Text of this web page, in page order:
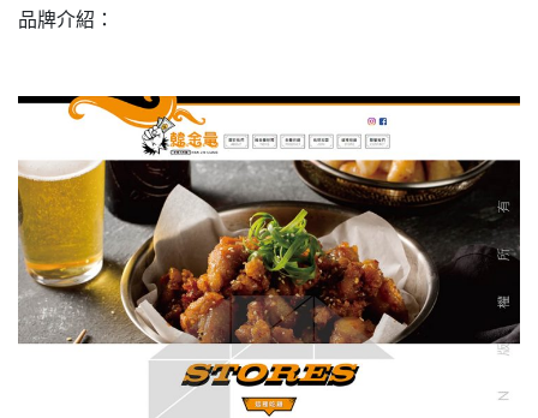
品牌介紹：